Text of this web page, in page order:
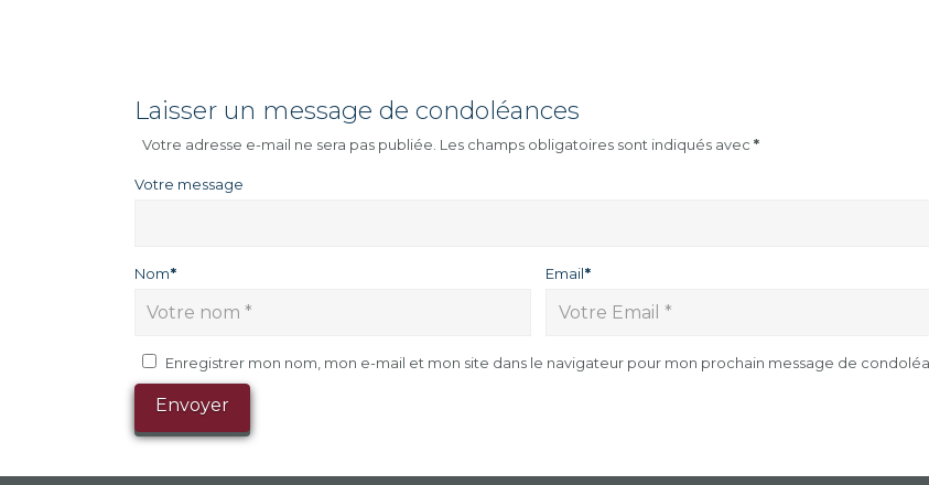
Laisser un message de condoléances
Votre adresse e-mail ne sera pas publiée. Les champs obligatoires sont indiqués avec *
Votre message
Nom* Email*
Enregistrer mon nom, mon e-mail et mon site dans le navigateur pour mon prochain message de